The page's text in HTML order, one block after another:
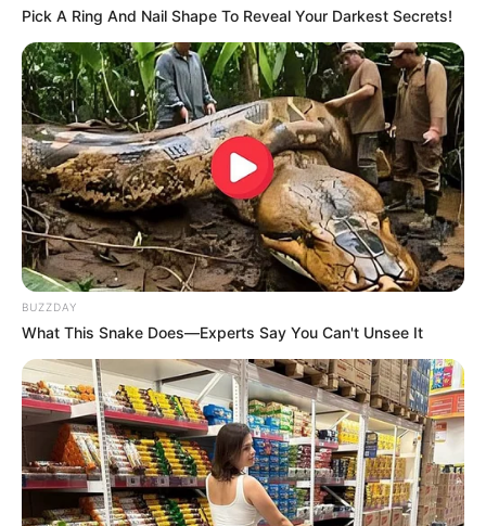
A los pocos minutos el niño se despertó y pude
ver como lo abrazaba y de su mochila sacaba
unos sandwich y un juego y le daba de comer..
“Hasta que te llenes papito.. tu come”
El señor Sebastian me contó como corria de
a su esposa las cosas que le pedían en el
hospital y como ya se habia quedado sin dinero
para tomar su camion de regreso a su hogar por
lo que estar en el h0sp!t4l era su unica opcion..
Estan en el Hospital general de Actopan y el
señor busca apoyo con lo que puedan para
Pick A Ring And Nail Shape To Reveal Your Darkest Secrets!
BUZZDAY
What This Snake Does—Experts Say You Can't Unsee It